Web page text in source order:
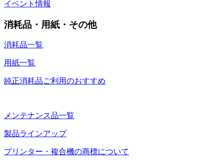
イベント情報
消耗品・用紙・その他
消耗品一覧
用紙一覧
純正消耗品ご利用のおすすめ
メンテナンス品一覧
製品ラインアップ
プリンター・複合機の商標について